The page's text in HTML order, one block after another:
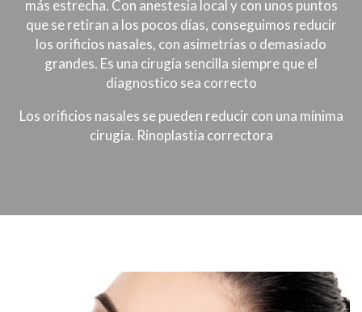
más estrecha. Con anestesia local y con unos puntos
que se retiran a los pocos días, conseguimos reducir
los orificios nasales, con asimetrías o demasiado
grandes. Es una cirugía sencilla siempre que el
diagnostico sea correcto
Los orificios nasales se pueden reducir con una mínima
cirugia. Rinoplastia correctora